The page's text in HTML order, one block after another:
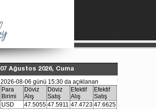
07 Ağustos 2026, Cuma
2026-08-06 günü 15:30 da açıklanan
Para
Birimi
Döviz
Alış
Döviz
Satış
Efektif
Alış
Efektif
Satış
USD
47.5055 47.5911 47.4723 47.6625